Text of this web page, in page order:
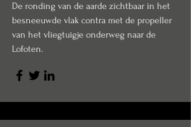
De ronding van de aarde zichtbaar in het
besneeuwde vlak contra met de propeller
van het vliegtuigje onderweg naar de
Lofoten.